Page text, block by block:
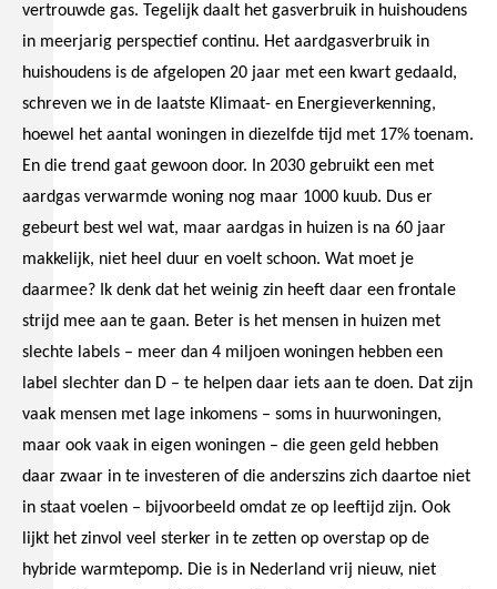
vertrouwde gas. Tegelijk daalt het gasverbruik in huishoudens
in meerjarig perspectief continu. Het aardgasverbruik in
huishoudens is de afgelopen 20 jaar met een kwart gedaald,
schreven we in de laatste Klimaat- en Energieverkenning,
hoewel het aantal woningen in diezelfde tijd met 17% toenam.
En die trend gaat gewoon door. In 2030 gebruikt een met
aardgas verwarmde woning nog maar 1000 kuub. Dus er
gebeurt best wel wat, maar aardgas in huizen is na 60 jaar
makkelijk, niet heel duur en voelt schoon. Wat moet je
daarmee? Ik denk dat het weinig zin heeft daar een frontale
strijd mee aan te gaan. Beter is het mensen in huizen met
slechte labels – meer dan 4 miljoen woningen hebben een
label slechter dan D – te helpen daar iets aan te doen. Dat zijn
vaak mensen met lage inkomens – soms in huurwoningen,
maar ook vaak in eigen woningen – die geen geld hebben
daar zwaar in te investeren of die anderszins zich daartoe niet
in staat voelen – bijvoorbeeld omdat ze op leeftijd zijn. Ook
lijkt het zinvol veel sterker in te zetten op overstap op de
hybride warmtepomp. Die is in Nederland vrij nieuw, niet